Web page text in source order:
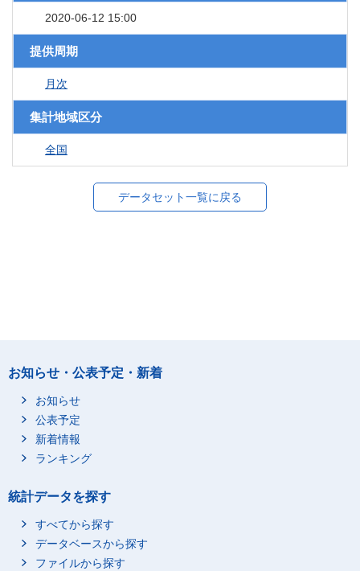
2020-06-12 15:00
提供周期
月次
集計地域区分
全国
データセット一覧に戻る
お知らせ・公表予定・新着
お知らせ
公表予定
新着情報
ランキング
統計データを探す
すべてから探す
データベースから探す
ファイルから探す